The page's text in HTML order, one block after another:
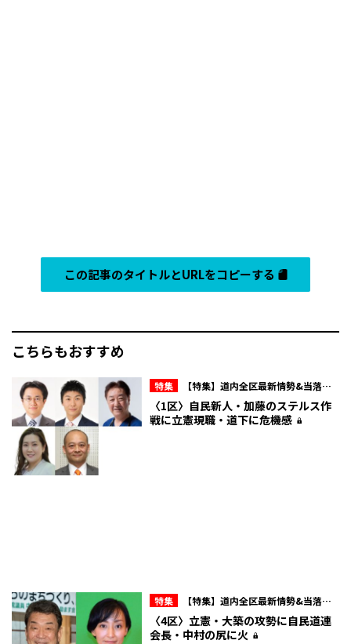
この記事のタイトルとURLをコピーする
こちらもおすすめ
特集
【特集】道内全区最新情勢&当落予
想《相関図付き》
〈1区〉自民新人・加藤のステルス作
戦に立憲現職・道下に危機感
特集
【特集】道内全区最新情勢&当落予
想《相関図付き》
〈4区〉立憲・大築の攻勢に自民道連
会長・中村の尻に火